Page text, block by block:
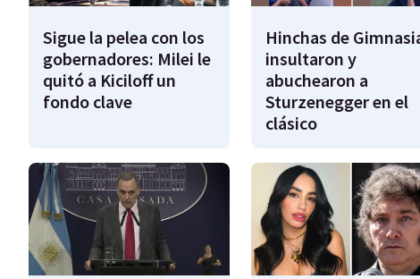
Sigue la pelea con los
gobernadores: Milei le
quitó a Kiciloff un
fondo clave
Hinchas de
insultaron y
abuchearon a
Sturzenegger en el
clásico